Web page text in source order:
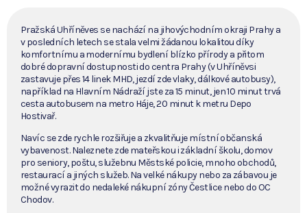
Pražská Uhříněves se nachází na jihovýchodním okraji Prahy a
v posledních letech se stala velmi žádanou lokalitou díky
komfortnímu a modernímu bydlení blízko přírody a přitom
dobré dopravní dostupnosti do centra Prahy (v Uhříněvsi
zastavuje přes 14 linek MHD, jezdí zde vlaky, dálkové autobusy),
například na Hlavním Nádraží jste za 15 minut, jen 10 minut trvá
cesta autobusem na metro Háje, 20 minut k metru Depo
Hostivař.
Navíc se zde rychle rozšiřuje a zkvalitňuje místní občanská
vybavenost. Naleznete zde mateřskou i základní školu, domov
pro seniory, poštu, služebnu Městské policie, mnoho obchodů,
restaurací a jiných služeb. Na velké nákupy nebo za zábavou je
možné vyrazit do nedaleké nákupní zóny Čestlice nebo do OC
Chodov.